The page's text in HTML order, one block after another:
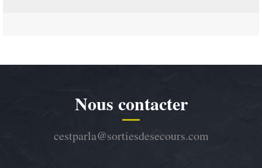
Nous contacter
cestparla@sortiesdesecours.com